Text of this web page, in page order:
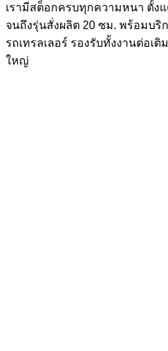
เรามีสต็อกครบทุกความหนา ตั้ง
จนถึงรุ่นสั่งผลิต 20 ซม. พร้อมบริ
รถเทรลเลอร์ รองรับทั้งงานต่อเ
ใหญ่